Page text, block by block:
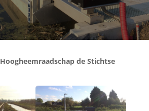
Hoogheemraadschap de Stichtse